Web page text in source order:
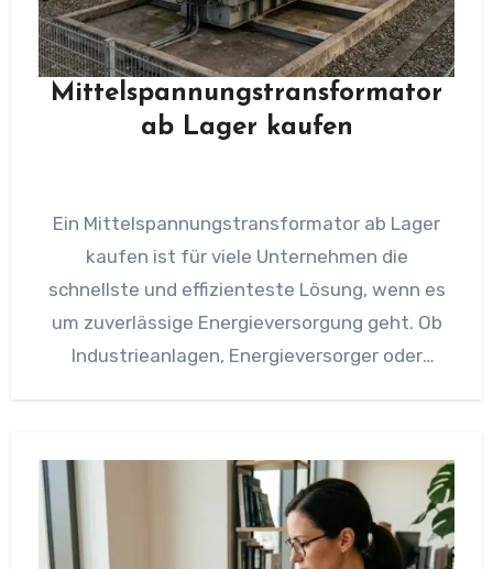
Mittelspannungstransformator
ab Lager kaufen
Ein Mittelspannungstransformator ab Lager
kaufen ist für viele Unternehmen die
schnellste und effizienteste Lösung, wenn es
um zuverlässige Energieversorgung geht. Ob
Industrieanlagen, Energieversorger oder